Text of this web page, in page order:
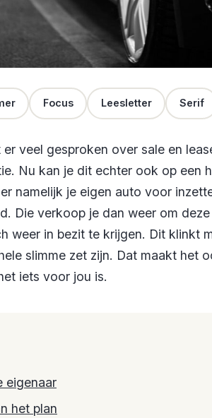
Focus Leesletter Serif
veel gesproken over sale en
Nu kan je dit echter ook op een
namelijk je eigen auto voor
Die verkoop je dan weer om
weer in bezit te krijgen. Dit klinkt
slimme zet zijn. Dat maakt het
iets voor jou is.
eigenaar
het plan